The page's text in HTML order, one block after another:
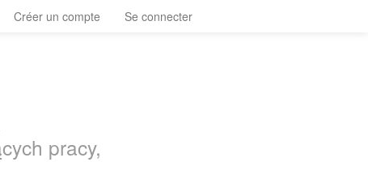
Créer un compte Se connecter
pracy,